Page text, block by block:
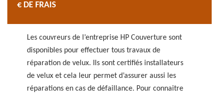
€ DE FRAIS
Les couvreurs de l’entreprise HP Couverture sont
disponibles pour effectuer tous travaux de
réparation de velux. Ils sont certifiés installateurs
de velux et cela leur permet d’assurer aussi les
réparations en cas de défaillance. Pour connaitre